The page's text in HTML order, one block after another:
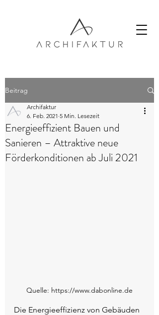
Beitrag
Energieeffizient Bauen und
Sanieren – Attraktive neue
Förderkonditionen ab Juli 2021
Archifaktur
6. Feb. 2021 5 Min. Lesezeit
Quelle: https://www.dabonline.de
Die Energieeffizienz von Gebäuden